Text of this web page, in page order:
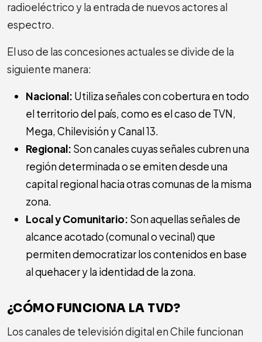
radioeléctrico y la entrada de nuevos actores al
espectro.
El uso de las concesiones actuales se divide de la
siguiente manera:
Nacional: Utiliza señales con cobertura en todo
el territorio del país, como es el caso de TVN,
Mega, Chilevisión y Canal 13.
Regional: Son canales cuyas señales cubren una
región determinada o se emiten desde una
capital regional hacia otras comunas de la misma
zona.
Local y Comunitario: Son aquellas señales de
alcance acotado (comunal o vecinal) que
permiten democratizar los contenidos en base
al quehacer y la identidad de la zona.
¿CÓMO FUNCIONA LA TVD?
Los canales de televisión digital en Chile funcionan